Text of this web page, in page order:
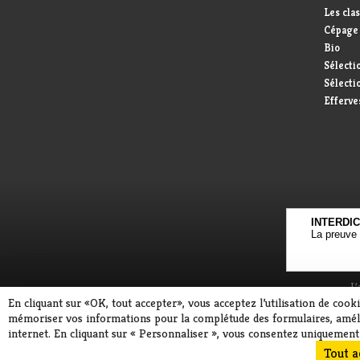
Les
Bio
La
En cliquant sur «OK, tout accepter», vous acceptez l’utilisation de
mémoriser vos informations pour la complétude des formulaires,
internet. En cliquant sur « Personnaliser », vous consentez
Tout